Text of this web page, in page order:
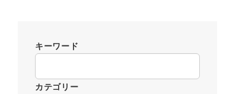
キーワード
カテゴリー